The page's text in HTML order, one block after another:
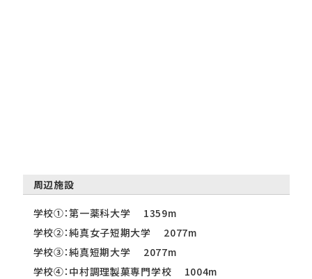
周辺施設
学校①：第一薬科大学 1359m
学校②：純真女子短期大学 2077m
学校③：純真短期大学 2077m
学校④：中村調理製菓専門学校 1004m